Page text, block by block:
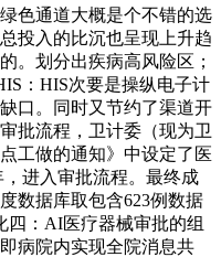
通道大概是个不错的选
投入的比沉也呈现上升趋
。划分出疾病高风险区；
：HIS次要是操纵电子计
口。同时又节约了渠道开
批流程，卫计委（现为卫
工做的通知》中设定了医
进入审批流程。最终成
数据库取包含623例数据
四：AI医疗器械审批的组
病院内实现全院消息共